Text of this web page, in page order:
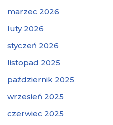
marzec 2026
luty 2026
styczeń 2026
listopad 2025
październik 2025
wrzesień 2025
czerwiec 2025